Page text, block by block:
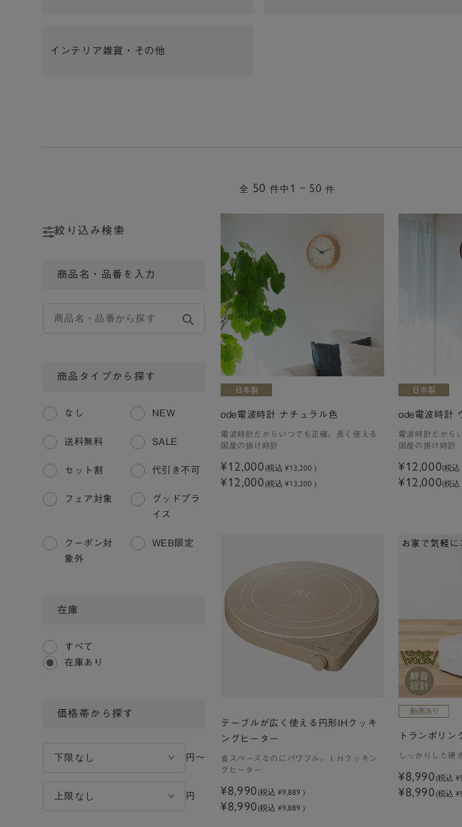
インテリア雑貨・その他
絞り込み検索
商品名・品番を入力
商品タイプから探す
なし NEW
送料無料 SALE
セット割 代引き不可
フェア対象
グッドプラ
イス
クーポン対
象外
WEB限定
在庫
すべて
在庫あり
価格帯から探す
円〜
円
全 50 件中 1 ~ 50 件
ode電波時計 ナチュラル色
電波時計だからいつでも正確。長く使える
国産の掛け時計
¥12,000 (税込 ¥13,200 )
¥12,000 (税込 ¥13,200 )
ode電波時計
電波時計だから
国産の掛け時計
¥12,000(税込
¥12,000(税込
テーブルが広く使える円形IHクッキ
ングヒーター
省スペースなのにパワフル。ＩＨクッキン
グヒーター
¥8,990 (税込¥9,889 )
¥8,990 (税込 ¥9,889 )
トランポリン
しっかりした硬
¥8,990 (税込
¥8,990 (税込